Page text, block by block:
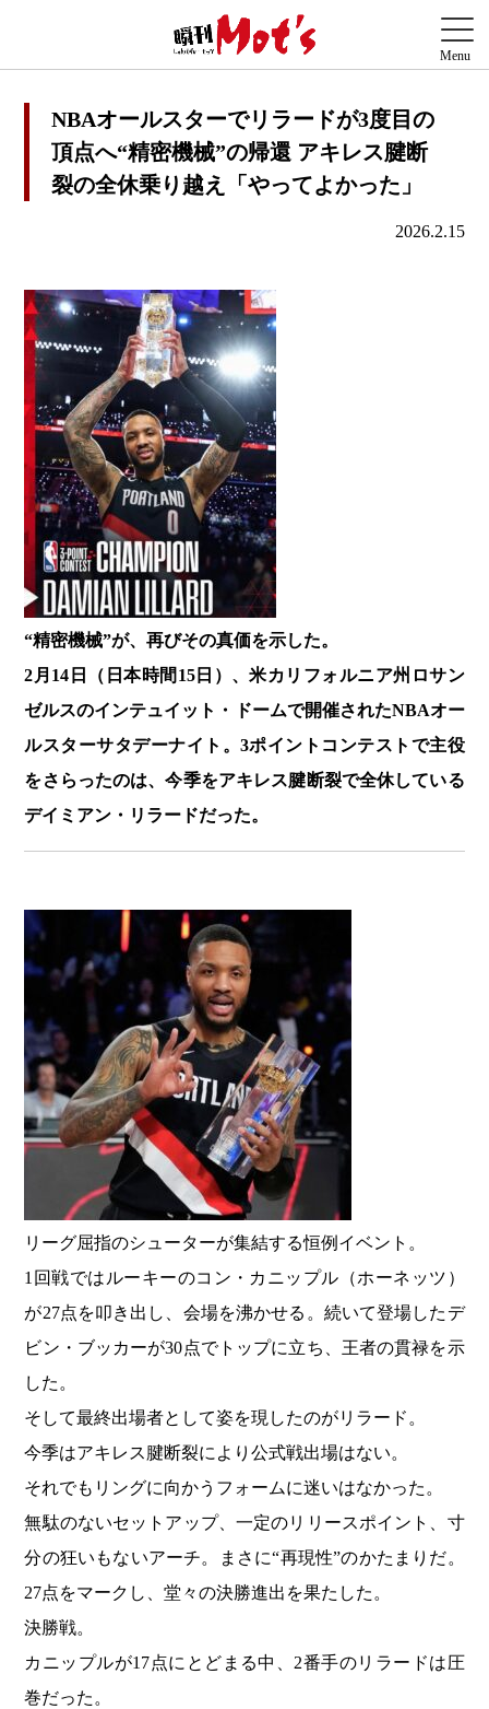
NBAオールスターでリラードが3度目の
頂点へ“精密機械”の帰還 アキレス腱断
裂の全休乗り越え「やってよかった」
2026.2.15
“精密機械”が、再びその真価を示した。
2月14日（日本時間15日）、米カリフォルニア州ロサン
ゼルスのインテュイット・ドームで開催されたNBAオー
ルスターサタデーナイト。3ポイントコンテストで主役
をさらったのは、今季をアキレス腱断裂で全休している
デイミアン・リラードだった。
リーグ屈指のシューターが集結する恒例イベント。
1回戦ではルーキーのコン・カニップル（ホーネッツ）
が27点を叩き出し、会場を沸かせる。続いて登場したデ
ビン・ブッカーが30点でトップに立ち、王者の貫禄を示
した。
そして最終出場者として姿を現したのがリラード。
今季はアキレス腱断裂により公式戦出場はない。
それでもリングに向かうフォームに迷いはなかった。
無駄のないセットアップ、一定のリリースポイント、寸
分の狂いもないアーチ。まさに“再現性”のかたまりだ。
27点をマークし、堂々の決勝進出を果たした。
決勝戦。
カニップルが17点にとどまる中、2番手のリラードは圧
巻だった。